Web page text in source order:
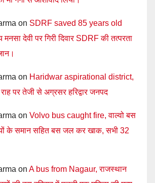
on SDRF saved 85 years old
देवी पर गिरी दिवार SDRF की तत्परता
on Haridwar aspirational district,
पर तेजी से अग्रसर हरिद्वार जनपद
on Volvo bus caught fire, वाल्वो बस
के समान सहित बस जल कर खाक, सभी 32
on A bus from Nagaur, राजस्थान